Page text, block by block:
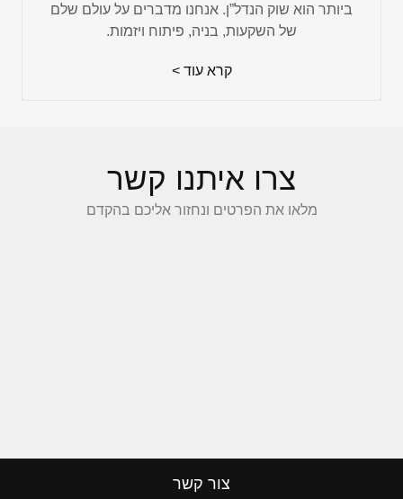
ביותר הוא שוק הנדל”ן. אנחנו מדברים על עולם שלם
של השקעות, בניה, פיתוח ויזמות.
קרא עוד >
צרו איתנו קשר
מלאו את הפרטים ונחזור אליכם בהקדם
צור קשר